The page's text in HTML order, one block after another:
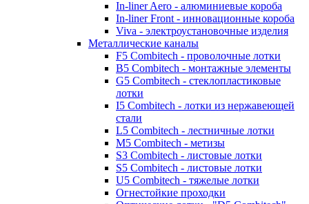
In-liner Aero - алюминиевые короба
In-liner Front - инновационные короба
Viva - электроустановочные изделия
Металлические каналы
F5 Combitech - проволочные лотки
B5 Combitech - монтажные элементы
G5 Combitech - стеклопластиковые
лотки
I5 Combitech - лотки из нержавеющей
стали
L5 Combitech - лестничные лотки
M5 Combitech - метизы
S3 Combitech - листовые лотки
S5 Combitech - листовые лотки
U5 Combitech - тяжелые лотки
Огнестойкие проходки